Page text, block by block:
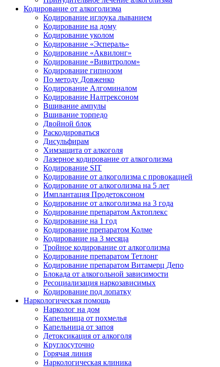
Кодирование от алкоголизма
Кодирование иглоука лыванием
Кодирование на дому
Кодирование уколом
Кодирование «Эспераль»
Кодирование «Аквилонг»
Кодирование «Вивитролом»
Кодирование гипнозом
По методу Довженко
Кодирование Алгоминалом
Кодирование Налтрексоном
Вшивание ампулы
Вшивание торпедо
Двойной блок
Раскодироваться
Дисульфирам
Химзащита от алкоголя
Лазерное кодирование от алкоголизма
Кодирование SIT
Кодирование от алкоголизма с провокацией
Кодирование от алкоголизма на 5 лет
Имплантация Продетоксоном
Кодирование от алкоголизма на 3 года
Кодирование препаратом Актоплекс
Кодирование на 1 год
Кодирование препаратом Колме
Кодирование на 3 месяца
Тройное кодирование от алкоголизма
Кодирование препаратом Тетлонг
Кодирование препаратом Витамерц Депо
Блокада от алкогольной зависимости
Ресоциализация наркозависимых
Кодирование под лопатку
Наркологическая помощь
Нарколог на дом
Капельница от похмелья
Капельница от запоя
Детоксикация от алкоголя
Круглосуточно
Горячая линия
Наркологическая клиника